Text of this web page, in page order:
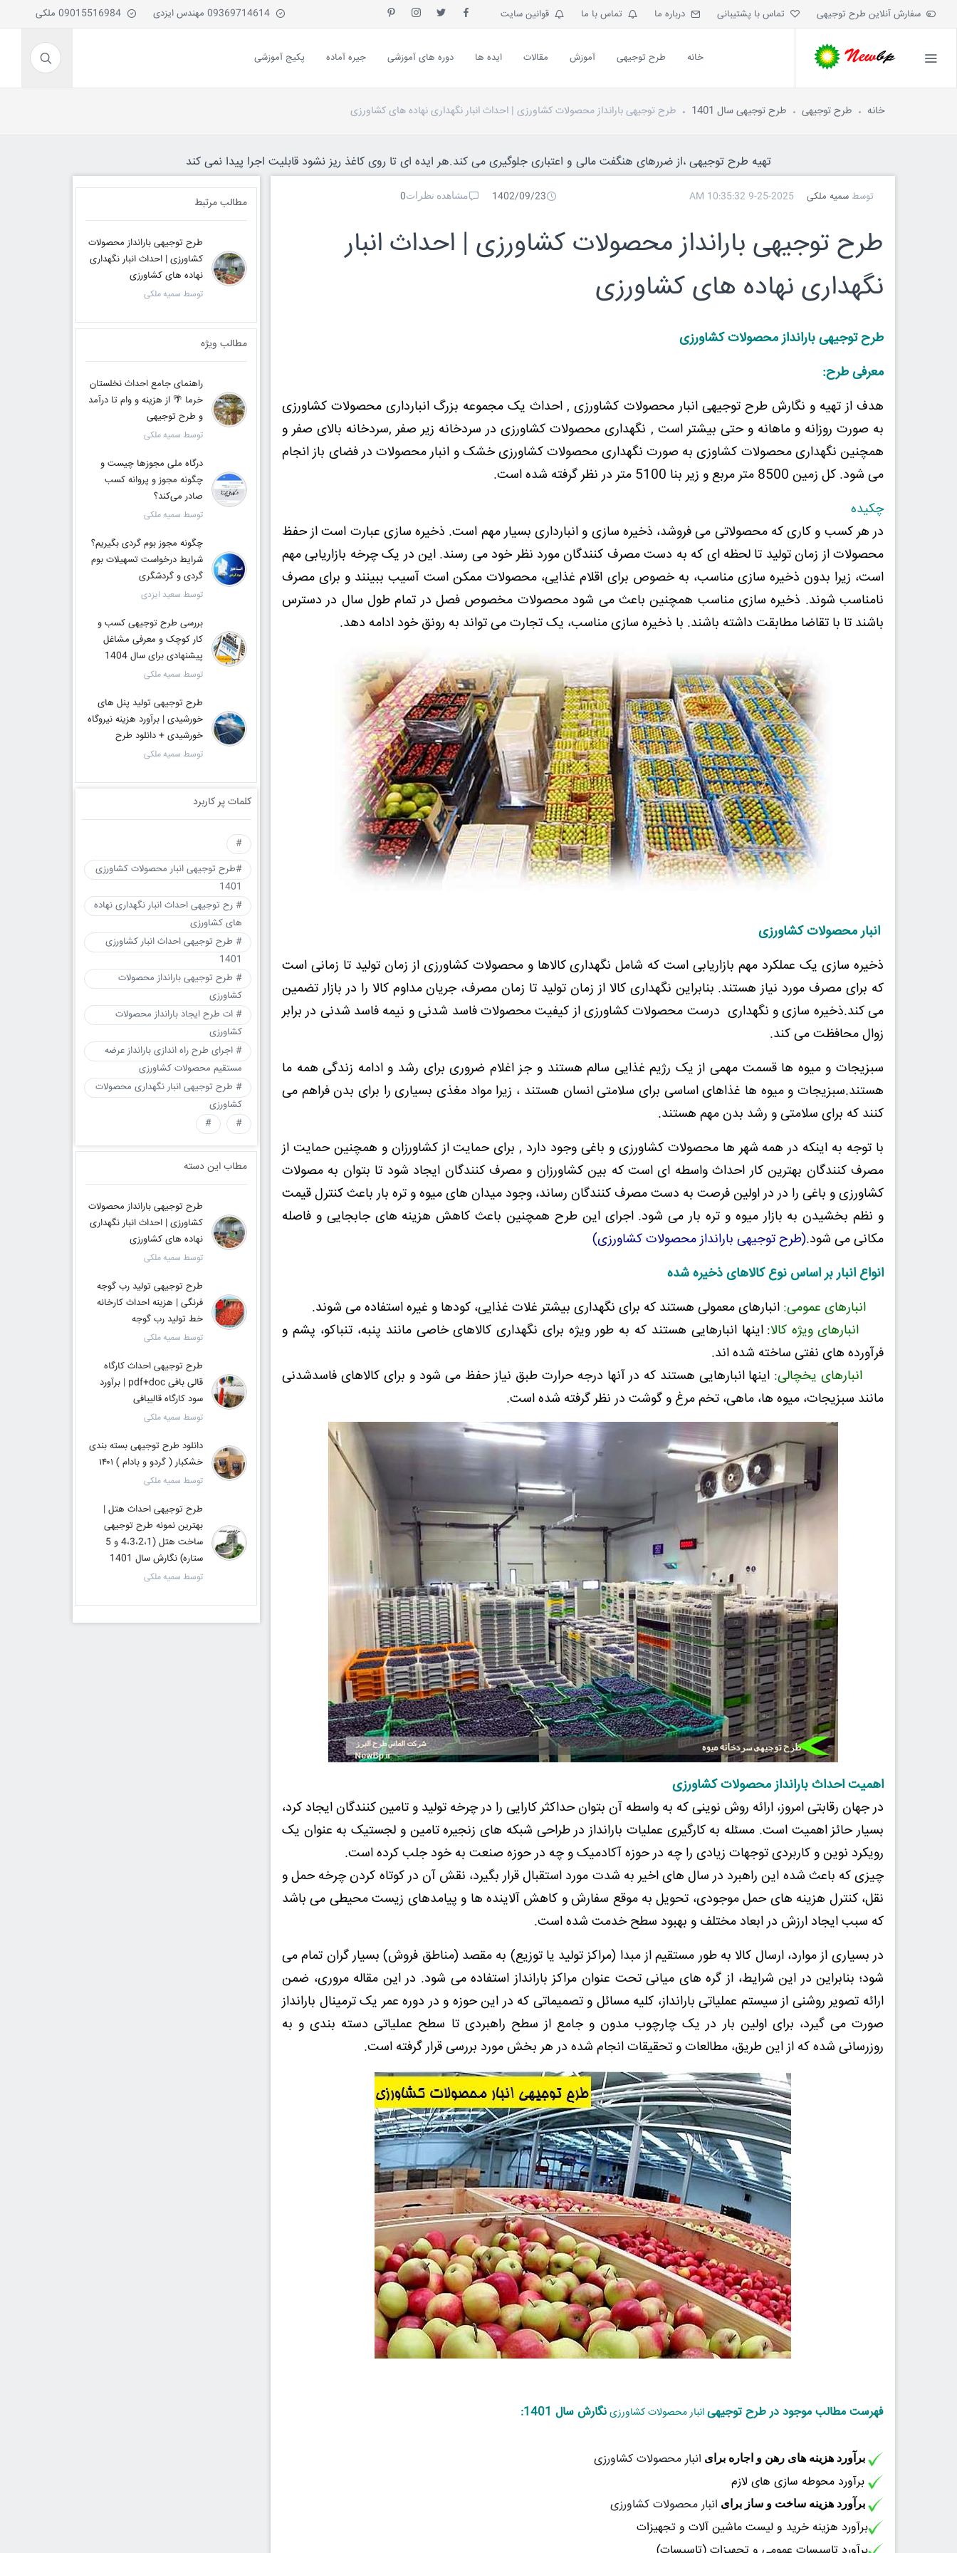
سفارش آنلاین طرح توجیهی تماس با پشتیبانی درباره ما تماس با ما قوانین سایت
خانه طرح توجیهی آموزش مقالات ایده ها دوره های آموزشی جیره آماده پکیج آموزشی
خانه طرح توجیهی طرح توجیهی سال 1401 طرح توجیهی بارانداز محصولات کشاورزی | احداث انبار نگهداری نهاده های کشاورزی
تهیه طرح توجیهی ،از ضررهای هنگفت مالی و اعتباری جلوگیری می کند.هر ایده ای تا روی کاغذ ریز نشود قابلیت اجرا پیدا نمی کند
توسط سمیه ملکی 9-25-2025 10:35:32 AM
1402/09/23 مشاهده نظرات0
طرح توجیهی بارانداز محصولات کشاورزی | احداث انبار
نگهداری نهاده های کشاورزی
طرح توجیهی بارانداز محصولات کشاورزی
معرفی طرح:
هدف از تهیه و نگارش طرح توجیهی انبار محصولات کشاورزی , احداث یک مجموعه بزرگ انبارداری محصولات کشاورزی
به صورت روزانه و ماهانه و حتی بیشتر است , نگهداری محصولات کشاورزی در سردخانه زیر صفر ,سردخانه بالای صفر و
همچنین نگهداری محصولات کشاوزی به صورت نگهداری محصولات کشاورزی خشک و انبار محصولات در فضای باز انجام
می شود. کل زمین 8500 متر مربع و زیر بنا 5100 متر در نظر گرفته شده است.
چکیده
در هر کسب و کاری که محصولاتی می فروشد، ذخیره سازی و انبارداری بسیار مهم است. ذخیره سازی عبارت است از حفظ
محصولات از زمان تولید تا لحظه ای که به دست مصرف کنندگان مورد نظر خود می رسند. این در یک چرخه بازاریابی مهم
است، زیرا بدون ذخیره سازی مناسب، به خصوص برای اقلام غذایی، محصولات ممکن است آسیب ببینند و برای مصرف
نامناسب شوند. ذخیره سازی مناسب همچنین باعث می شود محصولات مخصوص فصل در تمام طول سال در دسترس
باشند تا با تقاضا مطابقت داشته باشند. با ذخیره سازی مناسب، یک تجارت می تواند به رونق خود ادامه دهد.
انبار محصولات کشاورزی
ذخیره سازی یک عملکرد مهم بازاریابی است که شامل نگهداری کالاها و محصولات کشاورزی از زمان تولید تا زمانی است
که برای مصرف مورد نیاز هستند. بنابراین نگهداری کالا از زمان تولید تا زمان مصرف، جریان مداوم کالا را در بازار تضمین
می کند.ذخیره سازی و نگهداری درست محصولات کشاورزی از کیفیت محصولات فاسد شدنی و نیمه فاسد شدنی در برابر
زوال محافظت می کند.
سبزیجات و میوه ها قسمت مهمی از یک رژیم غذایی سالم هستند و جز اغلام ضروری برای رشد و ادامه زندگی همه ما
هستند.سبزیجات و میوه ها غذاهای اساسی برای سلامتی انسان هستند ، زیرا مواد مغذی بسیاری را برای بدن فراهم می
کنند که برای سلامتی و رشد بدن مهم هستند.
با توجه به اینکه در همه شهر ها محصولات کشاورزی و باغی وجود دارد , برای حمایت از کشاورزان و همچنین حمایت از
مصرف کنندگان بهترین کار احداث واسطه ای است که بین کشاورزان و مصرف کنندگان ایجاد شود تا بتوان به مصولات
کشاورزی و باغی را در در اولین فرصت به دست مصرف کنندگان رساند، وجود میدان های میوه و تره بار باعث کنترل قیمت
و نظم بخشیدن به بازار میوه و تره بار می شود. اجرای این طرح همچنین باعث کاهش هزینه های جابجایی و فاصله
مکانی می شود.(طرح توجیهی بارانداز محصولات کشاورزی)
انواع انبار بر اساس نوع کالاهای ذخیره شده
انبارهای عمومی: انبارهای معمولی هستند که برای نگهداری بیشتر غلات غذایی، کودها و غیره استفاده می شوند.
انبارهای ویژه کالا: اینها انبارهایی هستند که به طور ویژه برای نگهداری کالاهای خاصی مانند پنبه، تنباکو، پشم و
فرآورده های نفتی ساخته شده اند.
انبارهای یخچالی: اینها انبارهایی هستند که در آنها درجه حرارت طبق نیاز حفظ می شود و برای کالاهای فاسدشدنی
مانند سبزیجات، میوه ها، ماهی، تخم مرغ و گوشت در نظر گرفته شده است.
اهمیت احداث بارانداز محصولات کشاورزی
در جهان رقابتی امروز، ارائه روش نوینی که به واسطه آن بتوان حداکثر کارایی را در چرخه تولید و تامین کنندگان ایجاد کرد،
بسیار حائز اهمیت است. مسئله به کارگیری عملیات بارانداز در طراحی شبکه های زنجیره تامین و لجستیک به عنوان یک
رویکرد نوین و کاربردی توجهات زیادی را چه در حوزه آکادمیک و چه در حوزه صنعت به خود جلب کرده است.
چیزی که باعث شده این راهبرد در سال های اخیر به شدت مورد استقبال قرار بگیرد، نقش آن در کوتاه کردن چرخه حمل و
نقل، کنترل هزینه های حمل موجودی، تحویل به موقع سفارش و کاهش آلاینده ها و پیامدهای زیست محیطی می باشد
که سبب ایجاد ارزش در ابعاد مختلف و بهبود سطح خدمت شده است.
در بسیاری از موارد، ارسال کالا به طور مستقیم از مبدا (مراکز تولید یا توزیع) به مقصد (مناطق فروش) بسیار گران تمام می
شود؛ بنابراین در این شرایط، از گره های میانی تحت عنوان مراکز بارانداز استفاده می شود. در این مقاله مروری، ضمن
ارائه تصویر روشنی از سیستم عملیاتی بارانداز، کلیه مسائل و تصمیماتی که در این حوزه و در دوره عمر یک ترمینال بارانداز
صورت می گیرد، برای اولین بار در یک چارچوب مدون و جامع از سطح راهبردی تا سطح عملیاتی دسته بندی و به
روزرسانی شده که از این طریق، مطالعات و تحقیقات انجام شده در هر بخش مورد بررسی قرار گرفته است.
فهرست مطالب موجود در طرح توجیهیانبار محصولات کشاورزینگارش سال 1401:
برآورد هزینه های رهن و اجاره برای انبار محصولات کشاورزی
برآورد محوطه سازی های لازم
برآورد هزینه ساخت و ساز برای انبار محصولات کشاورزی
برآورد هزینه خرید و لیست ماشین آلات و تجهیزات
مطالب مرتبط
طرح توجیهی بارانداز محصولات
کشاورزی | احداث انبار نگهداری
نهاده های کشاورزی
توسط سمیه ملکی
مطالب ویژه
راهنمای جامع احداث نخلستان
خرما 🌴 از هزینه و وام تا درآمد
و طرح توجیهی
توسط سمیه ملکی
درگاه ملی مجوزها چیست و
چگونه مجوز و پروانه کسب
صادر می‌کند؟
توسط سمیه ملکی
چگونه مجوز بوم گردی بگیریم؟
شرایط درخواست تسهیلات بوم
گردی و گردشگری
توسط سعید ایزدی
بررسی طرح توجیهی کسب و
کار کوچک و معرفی مشاغل
پیشنهادی برای سال 1404
توسط سمیه ملکی
طرح توجیهی تولید پنل های
خورشیدی | برآورد هزینه نیروگاه
خورشیدی + دانلود طرح
توسط سمیه ملکی
کلمات پر کاربرد
#
#طرح توجیهی انبار محصولات کشاورزی
1401
# رح توجیهی احداث انبار نگهداری نهاده
های کشاورزی
# طرح توجیهی احداث انبار کشاورزی
1401
# طرح توجیهی بارانداز محصولات
کشاورزی
# ات طرح ایجاد بارانداز محصولات
کشاورزی
# اجرای طرح راه اندازی بارانداز عرضه
مستقیم محصولات کشاورزی
# طرح توجیهی انبار نگهداری محصولات
کشاورزی
#
#
مطاب این دسته
طرح توجیهی بارانداز محصولات
کشاورزی | احداث انبار نگهداری
نهاده های کشاورزی
توسط سمیه ملکی
طرح توجیهی تولید رب گوجه
فرنگی | هزینه احداث کارخانه
خط تولید رب گوجه
توسط سمیه ملکی
طرح توجیهی احداث کارگاه
قالی بافی pdf+doc | برآورد
سود کارگاه قالیبافی
توسط سمیه ملکی
دانلود طرح توجیهی بسته بندی
خشکبار ( گردو و بادام ) ۱۴۰۱
توسط سمیه ملکی
طرح توجیهی احداث هتل |
بهترین نمونه طرح توجیهی
ساخت هتل (4،3،2،1 و 5
ستاره) نگارش سال 1401
توسط سمیه ملکی